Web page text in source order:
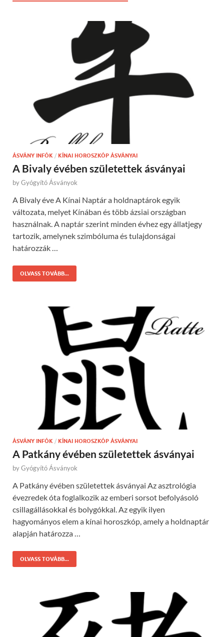
ÁSVÁNY INFÓK / KÍNAI HOROSZKÓP ÁSVÁNYAI
A Bivaly évében születettek ásványai
byGyógyító Ásványok
A Bivaly éve A Kínai Naptár a holdnaptárok egyik
változata, melyet Kínában és több ázsiai országban
használnak. A naptár szerint minden évhez egy állatjegy
tartozik, amelynek szimbóluma és tulajdonságai
határozzák …
OLVASS TOVÁBB...
ÁSVÁNY INFÓK / KÍNAI HOROSZKÓP ÁSVÁNYAI
A Patkány évében születettek ásványai
byGyógyító Ásványok
A Patkány évében születettek ásványai Az asztrológia
évezredek óta foglalkozik az emberi sorsot befolyásoló
csillagállásokkal és bolygókkal. Az egyik ilyen
hagyományos elem a kínai horoszkóp, amely a holdnaptár
alapján határozza …
OLVASS TOVÁBB...